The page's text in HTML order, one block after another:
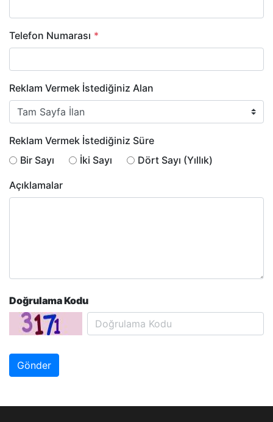
Telefon Numarası *
Reklam Vermek İstediğiniz Alan
Reklam Vermek İstediğiniz Süre
Bir Sayı
İki Sayı Dört Sayı (Yıllık)
Açıklamalar
Doğrulama Kodu